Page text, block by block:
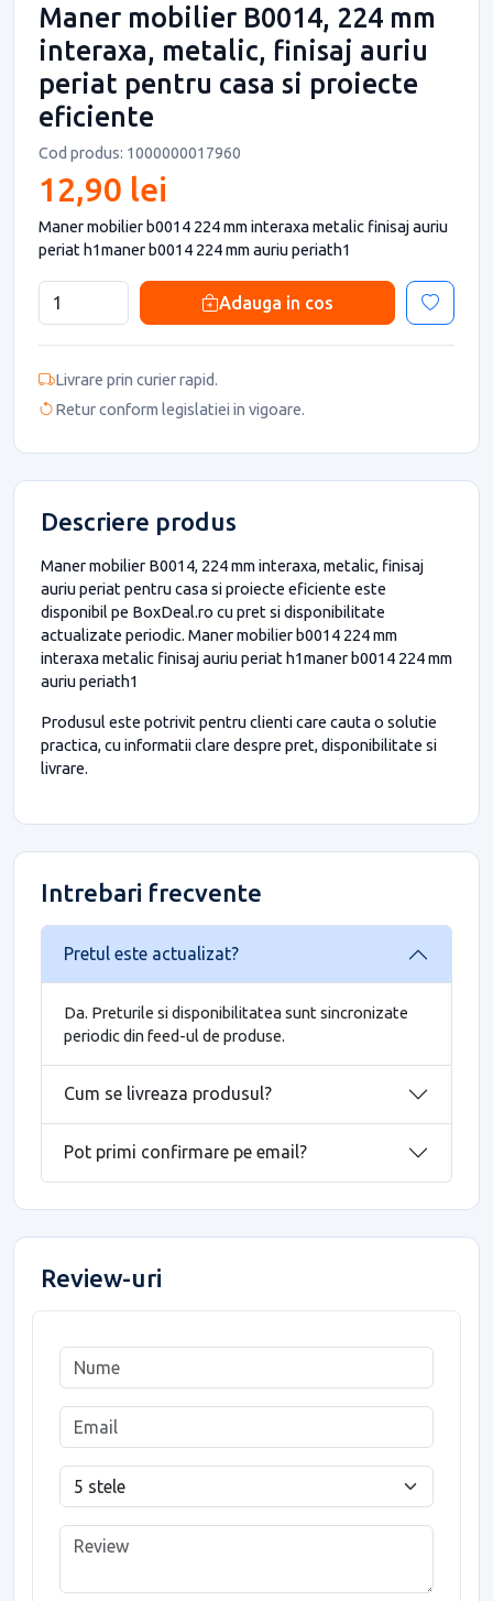
Maner mobilier B0014, 224 mm
interaxa, metalic, finisaj auriu
periat pentru casa si proiecte
eficiente
Cod produs: 1000000017960
12,90 lei
Maner mobilier b0014 224 mm interaxa metalic finisaj auriu
periat h1maner b0014 224 mm auriu periath1
Adauga in cos
Livrare prin curier rapid.
Retur conform legislatiei in vigoare.
Descriere produs
Maner mobilier B0014, 224 mm interaxa, metalic, finisaj
auriu periat pentru casa si proiecte eficiente este
disponibil pe BoxDeal.ro cu pret si disponibilitate
actualizate periodic. Maner mobilier b0014 224 mm
interaxa metalic finisaj auriu periat h1maner b0014 224 mm
auriu periath1
Produsul este potrivit pentru clienti care cauta o solutie
practica, cu informatii clare despre pret, disponibilitate si
livrare.
Intrebari frecvente
Pretul este actualizat?
Da. Preturile si disponibilitatea sunt sincronizate
periodic din feed-ul de produse.
Cum se livreaza produsul?
Pot primi confirmare pe email?
Review-uri